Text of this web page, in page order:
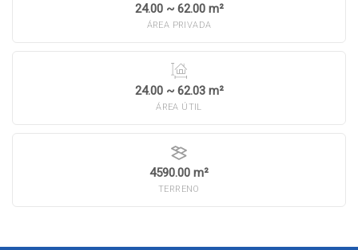
24.00 ~ 62.00 m²
ÁREA PRIVADA
24.00 ~ 62.03 m²
ÁREA ÚTIL
4590.00 m²
TERRENO